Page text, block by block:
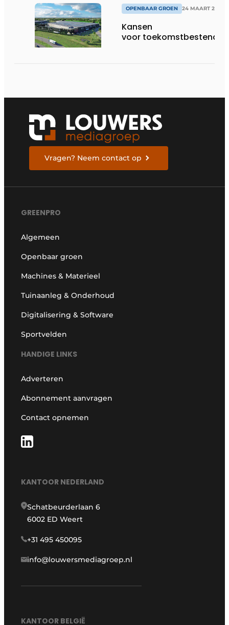
OPENBAAR GROEN 24 MAART 2026
Kansen
voor
Vragen? Neem contact op
GREENPRO
Algemeen
Openbaar groen
Machines & Materieel
Tuinaanleg & Onderhoud
Digitalisering & Software
Sportvelden
HANDIGE LINKS
Adverteren
Abonnement aanvragen
Contact opnemen
KANTOOR NEDERLAND
Schatbeurderlaan 6
6002 ED Weert
+31 495 450095
info@louwersmediagroep.nl
KANTOOR BELGIË